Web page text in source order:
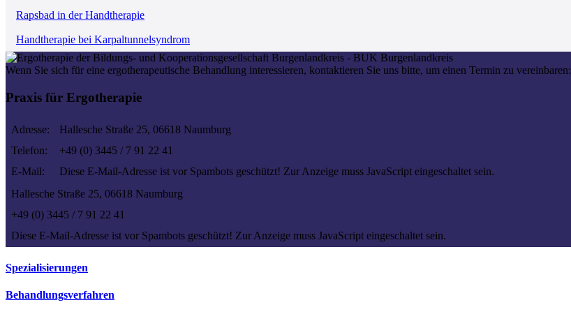
Rapsbad in der Handtherapie
Handtherapie bei Karpaltunnelsyndrom
Wenn Sie sich für eine ergotherapeutische Behandlung interessieren, kontaktieren Sie uns bitte, um einen Termin zu vereinbaren:
Praxis für Ergotherapie
Adresse:
Hallesche Straße 25, 06618 Naumburg
Telefon:
+49 (0) 3445 / 7 91 22 41
E-Mail:
Diese E-Mail-Adresse ist vor Spambots geschützt! Zur Anzeige muss JavaScript eingeschaltet sein.
Hallesche Straße 25, 06618 Naumburg
+49 (0) 3445 / 7 91 22 41
Diese E-Mail-Adresse ist vor Spambots geschützt! Zur Anzeige muss JavaScript eingeschaltet sein.
Spezialisierungen
Behandlungsverfahren